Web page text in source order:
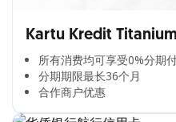
Kartu Kredit Titanium
所有消费均可享受0%分期
分期期限最长36个月​
合作商户优惠​